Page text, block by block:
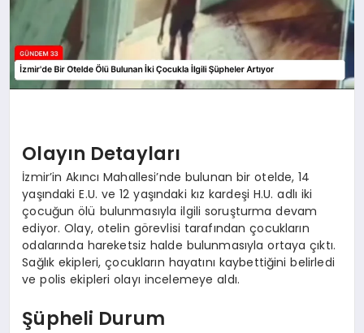
Olayın Detayları
İzmir’in Akıncı Mahallesi’nde bulunan bir otelde, 14
yaşındaki E.U. ve 12 yaşındaki kız kardeşi H.U. adlı iki
çocuğun ölü bulunmasıyla ilgili soruşturma devam
ediyor. Olay, otelin görevlisi tarafından çocukların
odalarında hareketsiz halde bulunmasıyla ortaya çıktı.
Sağlık ekipleri, çocukların hayatını kaybettiğini belirledi
ve polis ekipleri olayı incelemeye aldı.
Şüpheli Durum